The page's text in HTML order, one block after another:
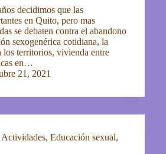
decidimos que las
en Quito, pero mas
se debaten contra el abandono
sexogenérica cotidiana, la
los territorios, vivienda entre
en…
21, 2021
Actividades, Educación sexual,